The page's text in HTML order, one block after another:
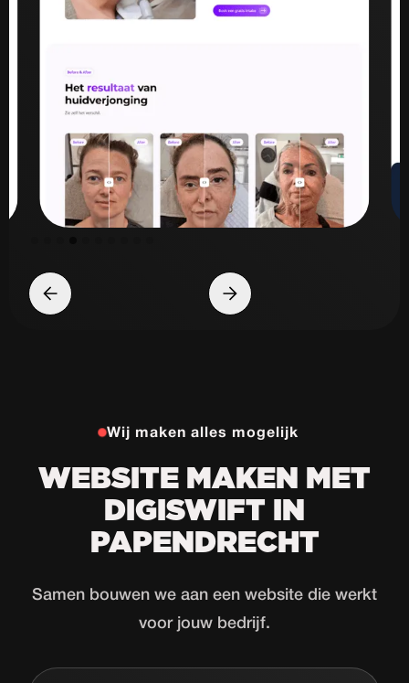
Wij maken alles mogelijk
WEBSITE MAKEN MET
DIGISWIFT IN
PAPENDRECHT
Samen bouwen we aan een website die werkt
voor jouw bedrijf.